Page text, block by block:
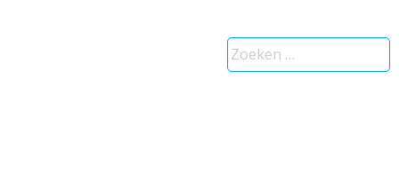
Zoeken
naar: